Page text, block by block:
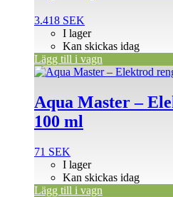
3.418 SEK
I lager
Kan skickas idag
Lägg till i vagn
Aqua Master –
100 ml
71 SEK
I lager
Kan skickas idag
Lägg till i vagn